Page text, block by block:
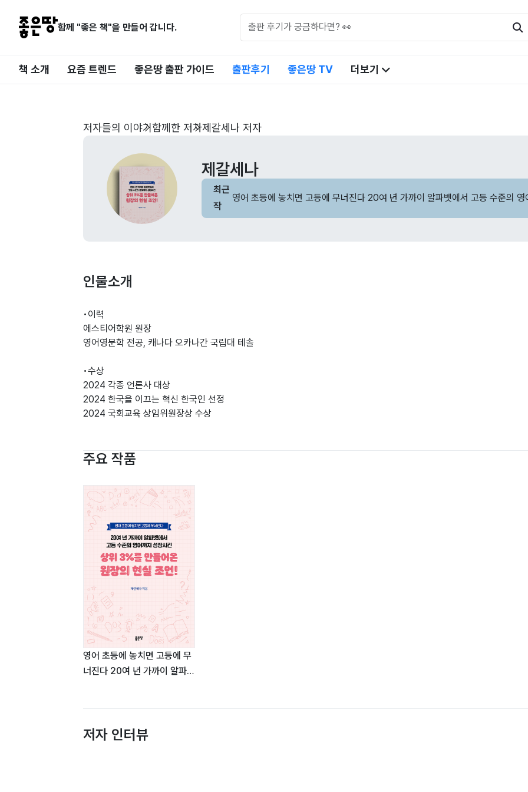
함께 "좋은 책"을 만들어 갑니다.
책 소개 요즘 트렌드 좋은땅 출판 가이드 출판후기 좋은땅 TV 더보기
저자들의 이야기 함께한 저자제갈세나 저자
제갈세나
최근
작
영어 초등에 놓치면 고등에 무너진다 20여 년 가까이 알파벳에서 고등 수준의
인물소개
•이력
에스티어학원 원장
영어영문학 전공, 캐나다 오카나간 국립대 테솔
•수상
2024 각종 언론사 대상
2024 한국을 이끄는 혁신 한국인 선정
2024 국회교육 상임위원장상 수상
주요 작품
영어 초등에 놓치면 고등에 무
너진다 20여 년 가까이 알파벳
저자 인터뷰